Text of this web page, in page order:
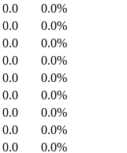
0.0
0.0%
0.0
0.0%
0.0
0.0%
0.0
0.0%
0.0
0.0%
0.0
0.0%
0.0
0.0%
0.0
0.0%
0.0
0.0%